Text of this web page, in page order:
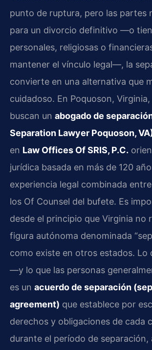
punto de ruptura, pero las partes
para un divorcio definitivo —o
personales, religiosas o
mantener el vínculo legal—, la
convierte en una alternativa que
cuidadoso. En Poquoson,
buscan un abogado de
Separation Lawyer Poquoson,
en Law Offices Of SRIS, P.C.
jurídica basada en más de 120
experiencia legal combinada
los Of Counsel del bufete. Es
desde el principio que Virginia no
figura autónoma denominada
como existe en otros estados. Lo
—y lo que las personas
es un acuerdo de separación
agreement) que establece por
derechos y obligaciones de cada
durante el período de separación,